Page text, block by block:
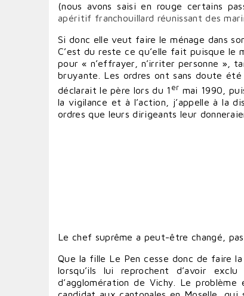
(nous avons saisi en rouge certains
apéritif franchouillard réunissant des
Si donc elle veut faire le ménage dans
C’est du reste ce qu’elle fait puisque le
pour « n’effrayer, n’irriter personne »,
bruyante. Les ordres ont sans doute
déclarait le père lors du 1 er mai 1990,
la vigilance et à l’action, j’appelle à la
ordres que leurs dirigeants leur
Le chef suprême a peut-être changé,
Que la fille Le Pen cesse donc de faire
lorsqu’ils lui reprochent d’avoir
d’agglomération de Vichy. Le